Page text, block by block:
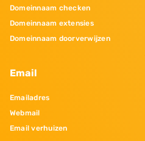
Domeinnaam checken
Domeinnaam extensies
Domeinnaam doorverwijzen
Email
Emailadres
Webmail
Email verhuizen